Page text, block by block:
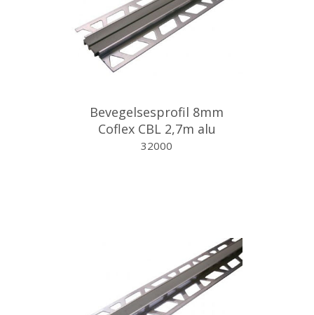
Bevegelsesprofil 8mm
Coflex CBL 2,7m alu
32000